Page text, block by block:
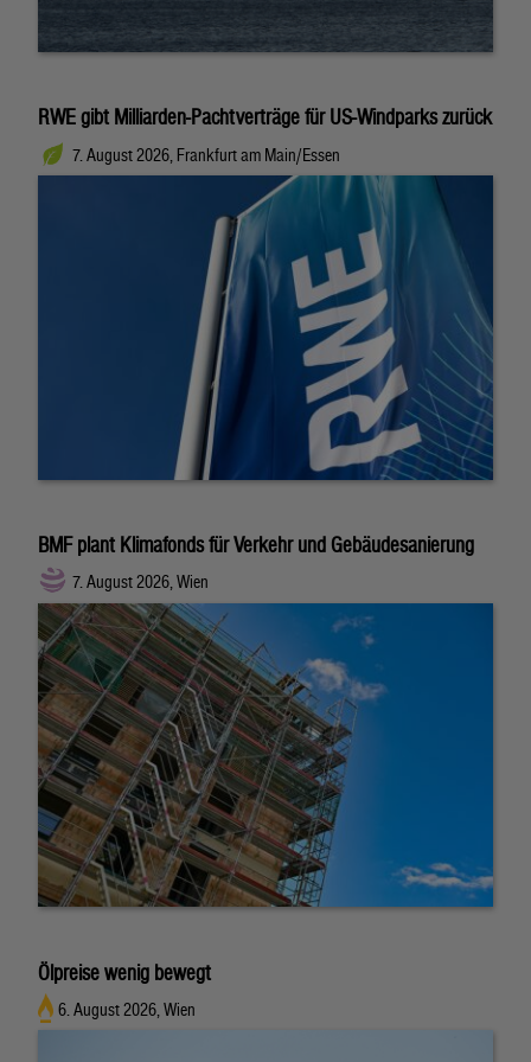
RWE gibt Milliarden-Pachtverträge für US-Windparks zurück
7. August 2026, Frankfurt am Main/Essen
BMF plant Klimafonds für Verkehr und Gebäudesanierung
7. August 2026, Wien
Ölpreise wenig bewegt
6. August 2026, Wien